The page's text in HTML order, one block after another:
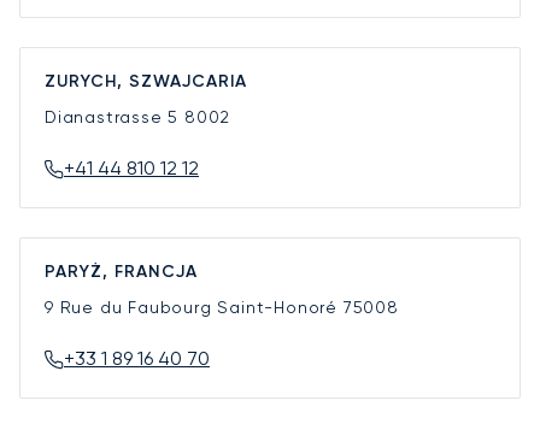
ZURYCH, SZWAJCARIA
Dianastrasse 5 8002
+41 44 810 12 12
PARYŻ, FRANCJA
9 Rue du Faubourg Saint-Honoré 75008
+33 1 89 16 40 70